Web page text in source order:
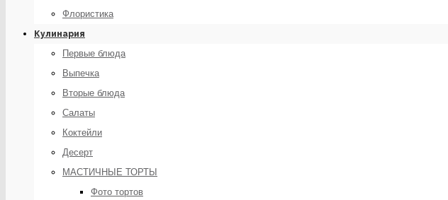
Флористика
Кулинария
Первые блюда
Выпечка
Вторые блюда
Салаты
Коктейли
Десерт
МАСТИЧНЫЕ ТОРТЫ
Фото тортов